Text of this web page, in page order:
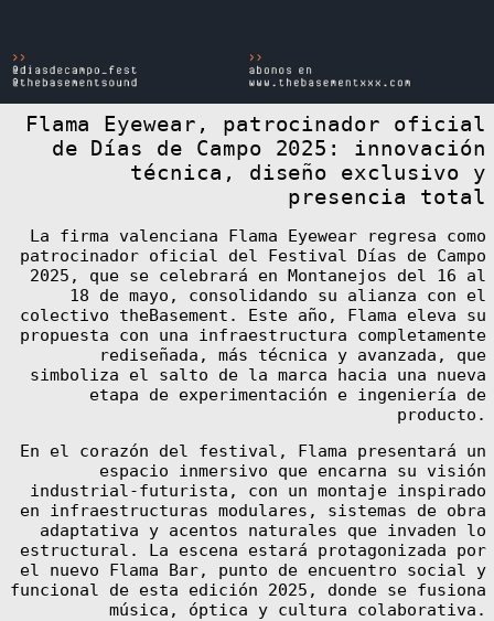
Flama Eyewear, patrocinador oficial
de Días de Campo 2025: innovación
técnica, diseño exclusivo y
presencia total
La firma valenciana Flama Eyewear regresa como
patrocinador oficial del Festival Días de Campo
2025, que se celebrará en Montanejos del 16 al
18 de mayo, consolidando su alianza con el
colectivo theBasement. Este año, Flama eleva su
propuesta con una infraestructura completamente
rediseñada, más técnica y avanzada, que
simboliza el salto de la marca hacia una nueva
etapa de experimentación e ingeniería de
producto.
En el corazón del festival, Flama presentará un
espacio inmersivo que encarna su visión
industrial-futurista, con un montaje inspirado
en infraestructuras modulares, sistemas de obra
adaptativa y acentos naturales que invaden lo
estructural. La escena estará protagonizada por
el nuevo Flama Bar, punto de encuentro social y
funcional de esta edición 2025, donde se fusiona
música, óptica y cultura colaborativa.